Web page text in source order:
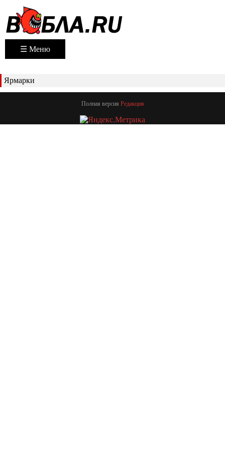
☰ Меню
Ярмарки
Полная версия Редакция